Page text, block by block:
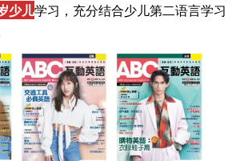
少儿学习，充分结合少儿第二语言学习